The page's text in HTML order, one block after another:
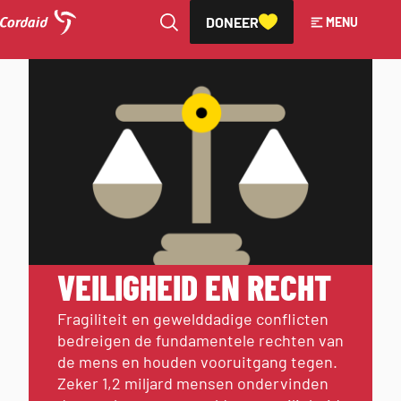
Direct
naar
DONEER MENU
VEILIGHEID & RECHT
VEILIGHEID EN RECHT
Fragiliteit en gewelddadige conflicten
bedreigen de fundamentele rechten van
de mens en houden vooruitgang tegen.
Zeker 1,2 miljard mensen ondervinden